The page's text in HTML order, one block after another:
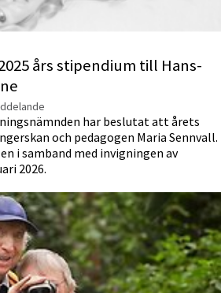
års stipendium till Hans-
har beslutat att årets
och pedagogen Maria Sennvall.
i samband med invigningen av
2026.